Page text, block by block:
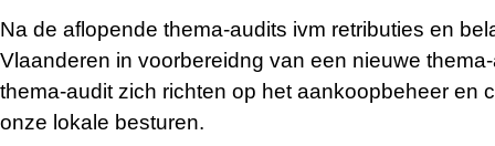
Na de aflopende thema-audits ivm retributies en
Vlaanderen in voorbereidng van een nieuwe
thema-audit zich richten op het aankoopbeheer en
onze lokale besturen.